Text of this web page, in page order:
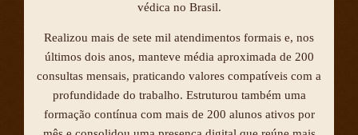
védica no Brasil.
Realizou mais de sete mil atendimentos formais e, nos
últimos dois anos, manteve média aproximada de 200
consultas mensais, praticando valores compatíveis com a
profundidade do trabalho. Estruturou também uma
formação contínua com mais de 200 alunos ativos por